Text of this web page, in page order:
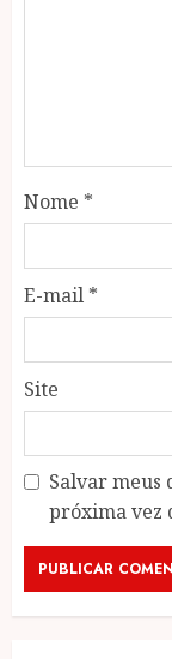
Nome *
E-mail *
Site
Salvar meus
próxima vez